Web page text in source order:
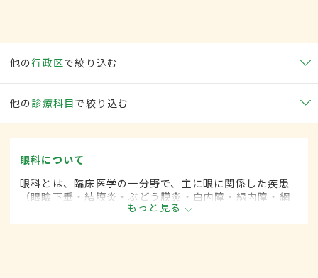
他の行政区で絞り込む
他の 診療科目で絞り込む
眼科について
眼科とは、臨床医学の一分野で、主に眼に関係した疾患
（眼瞼下垂・結膜炎・ぶどう膜炎・白内障・緑内障・網
膜剥離など）を専門的に取り扱います。
もっと見る